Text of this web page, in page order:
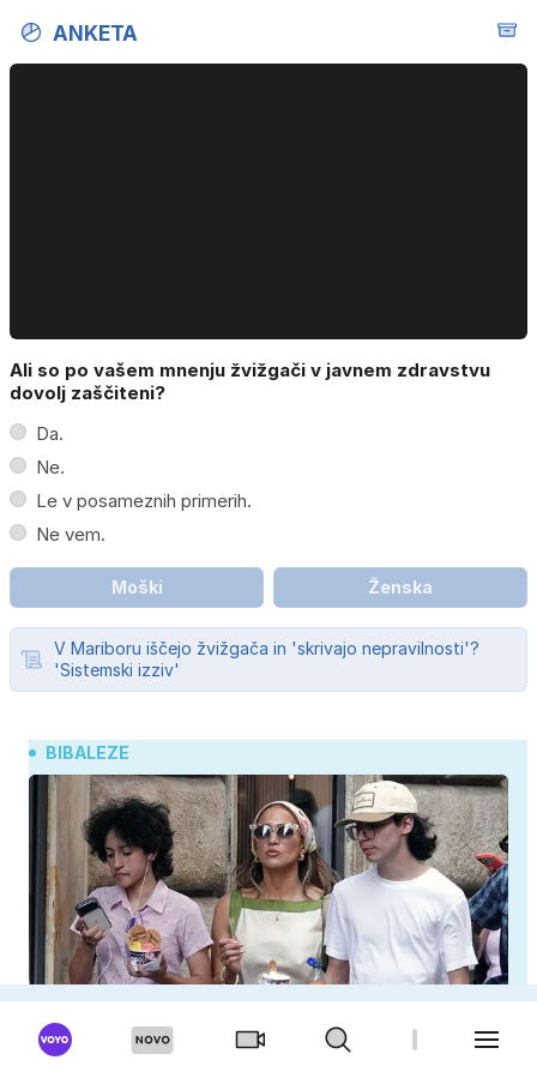
ANKETA
Ali so po vašem mnenju žvižgači v javnem zdravstvu
dovolj zaščiteni?
Da.
Ne.
Le v posameznih primerih.
Ne vem.
Moški Ženska
V Mariboru iščejo žvižgača in 'skrivajo nepravilnosti'?
'Sistemski izziv'
BIBALEZE
Jennifer Lopez želela pokazati idilo, splet pa je
razburila ena stvar